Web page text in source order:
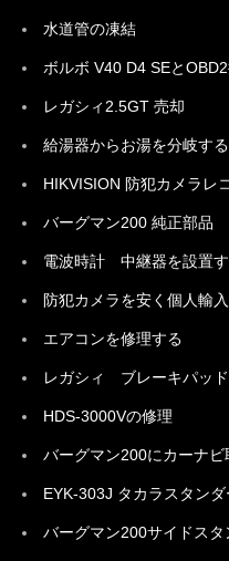
水道管の凍結
ボルボ V40 D4 SEと
レガシィ2.5GT 売却
給湯器からお湯を分岐する
HIKVISION 防犯カメラレ
バーグマン200 純正部品
電波時計 中継器を設置
防犯カメラを安く個人輸
エアコンを修理する
レガシィ ブレーキパッ
HDS-3000Vの修理
バーグマン200にカーナビ
EYK-303J タカラスタン
バーグマン200サイドス